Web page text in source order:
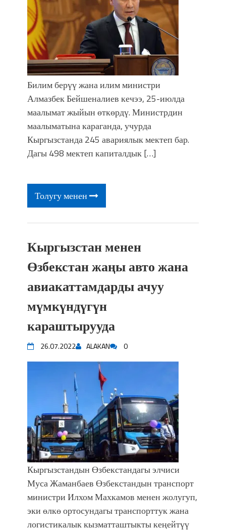
Билим берүү жана илим министри
Алмазбек Бейшеналиев кечээ, 25-июлда
маалымат жыйын өткөрдү. Министрдин
маалыматына караганда, учурда
Кыргызстанда 245 авариялык мектеп бар.
Дагы 498 мектеп капиталдык […]
Толугу менен
Кыргызстан менен
Өзбекстан жаңы авто жана
авиакаттамдарды ачуу
мүмкүндүгүн
караштырууда
26.07.2022 ALAKAN 0
Кыргызстандын Өзбекстандагы элчиси
Муса Жаманбаев Өзбекстандын транспорт
министри Илхом Махкамов менен жолугуп,
эки өлкө ортосундагы транспорттук жана
логистикалык кызматташтыкты кеңейтүү